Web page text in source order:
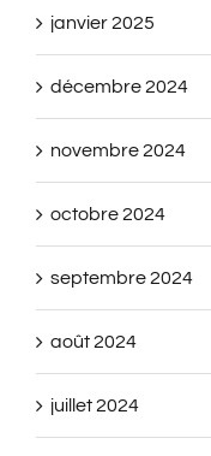
janvier 2025
décembre 2024
novembre 2024
octobre 2024
septembre 2024
août 2024
juillet 2024